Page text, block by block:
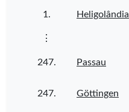
1. Heligolândia
⋮
247. Passau
247. Göttingen